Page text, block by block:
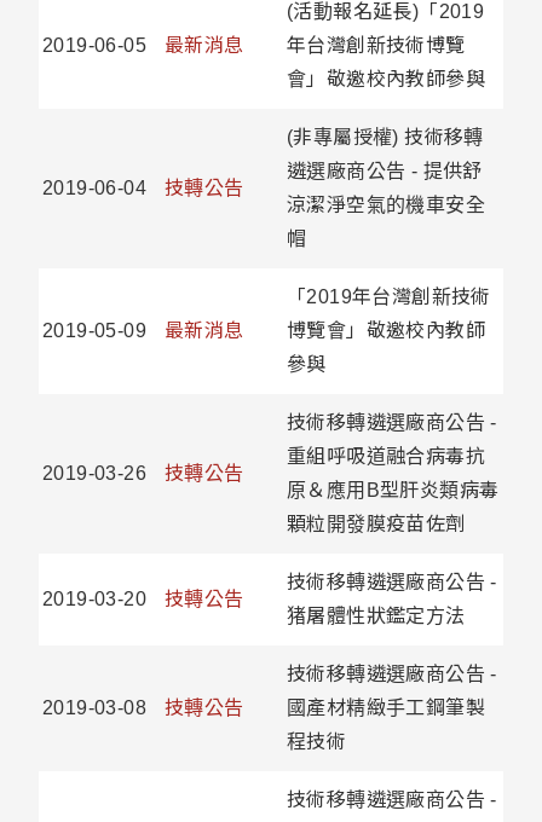
2019-06-05 最新消息
(活動報名延長)「2019
年台灣創新技術博覽
會」敬邀校內教師參與
2019-06-04 技轉公告
(非專屬授權) 技術移轉
遴選廠商公告 - 提供舒
涼潔淨空氣的機車安全
帽
2019-05-09 最新消息
「2019年台灣創新技術
博覽會」敬邀校內教師
參與
2019-03-26 技轉公告
技術移轉遴選廠商公告 -
重組呼吸道融合病毒抗
原＆應用B型肝炎類病毒
顆粒開發膜疫苗佐劑
2019-03-20 技轉公告
技術移轉遴選廠商公告 -
猪屠體性狀鑑定方法
2019-03-08 技轉公告
技術移轉遴選廠商公告 -
國產材精緻手工鋼筆製
程技術
技術移轉遴選廠商公告 -